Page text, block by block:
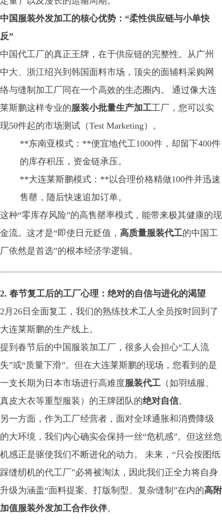
中国服装外发加工的核心优势：“柔性供应链与小单快
反”
中国代工厂的真正王牌，在于供应链的完整性。从广州
中大、浙江绍兴到韩国面料市场，顶尖的面辅料采购网
络与缝制加工厂同在一个高效的生态圈内。 通过像大连
莱斯鹏这样专业的服装小批量生产加工工厂，您可以实
现50件起的市场测试（Test Marketing）。
**东南亚模式：**便宜地代工1000件，却留下400件
的库存积压，资金链承压。
**大连莱斯鹏模式：**以合理价格精做100件并迅速
售罄，随后快速追加订单。
这种“零库存风险”的高售罄率模式，能带来极其健康的现
金流。这才是“即使日元贬值， 高质量服装代工的中国工
厂依然是首选”的根本经济学逻辑。
2. 春节复工后的工厂心理：绝对的自信与进化的渴望
2月26日全面复工，我们的熟练技术工人全员按时回到了
大连莱斯鹏的生产线上。
提到春节后的中国服装加工厂，很多人会担心“工人流
失”或“质量下滑”。但在大连莱斯鹏的现场，您看到的是
一支长期为日本市场进行高难度服装代工 （如羽绒服、
真皮大衣等重型服装）的王牌团队的绝对自信。
另一方面，作为工厂经营者，面对全球通胀和消费降级
的大环境，我们内心确实会保持一丝“危机感”。但这丝危
机感正是驱使我们不断进化的动力。 未来，“只会按图纸
踩缝纫机的代工厂”必将被淘汰，因此我们正全力将自身
升级为涵盖“面料提案、打版制型、复杂缝制”在内的高附
加值服装外发加工合作伙伴。